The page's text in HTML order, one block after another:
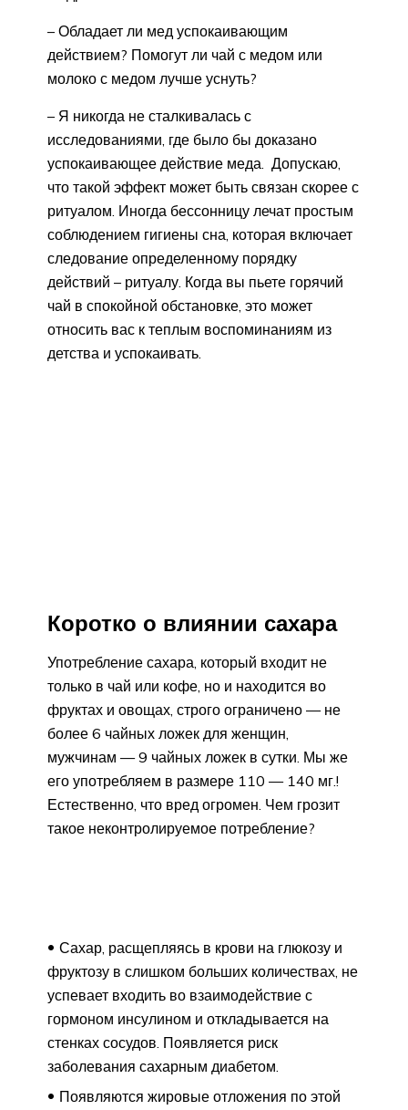
– Обладает ли мед успокаивающим
действием? Помогут ли чай с медом или
молоко с медом лучше уснуть?
– Я никогда не сталкивалась с
исследованиями, где было бы доказано
успокаивающее действие меда. Допускаю,
что такой эффект может быть связан скорее с
ритуалом. Иногда бессонницу лечат простым
соблюдением гигиены сна, которая включает
следование определенному порядку
действий – ритуалу. Когда вы пьете горячий
чай в спокойной обстановке, это может
относить вас к теплым воспоминаниям из
детства и успокаивать.
Коротко о влиянии сахара
Употребление сахара, который входит не
только в чай или кофе, но и находится во
фруктах и овощах, строго ограничено — не
более 6 чайных ложек для женщин,
мужчинам — 9 чайных ложек в сутки. Мы же
его употребляем в размере 110 — 140 мг.!
Естественно, что вред огромен. Чем грозит
такое неконтролируемое потребление?
Сахар, расщепляясь в крови на глюкозу и
фруктозу в слишком больших количествах, не
успевает входить во взаимодействие с
гормоном инсулином и откладывается на
стенках сосудов. Появляется риск
заболевания сахарным диабетом.
Появляются жировые отложения по этой